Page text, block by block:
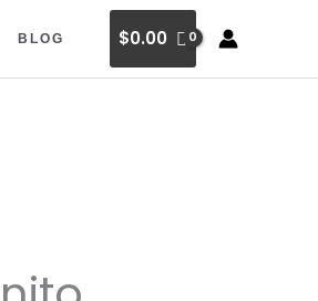
BLOG $0.00